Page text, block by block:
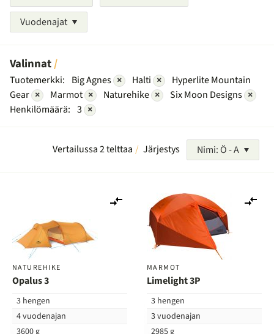
Vuodenajat
Valinnat
Tuotemerkki: Big Agnes × Halti ×
Hyperlite Mountain
Gear × Marmot × Naturehike × Six Moon Designs ×
Henkilömäärä: 3 ×
Vertailussa 2 telttaa Järjestys Nimi: Ö - A
NATUREHIKE
Opalus 3
3 hengen
4 vuodenajan
3600 g
vertailuun
MARMOT
Limelight 3P
3 hengen
3 vuodenajan
2985 g